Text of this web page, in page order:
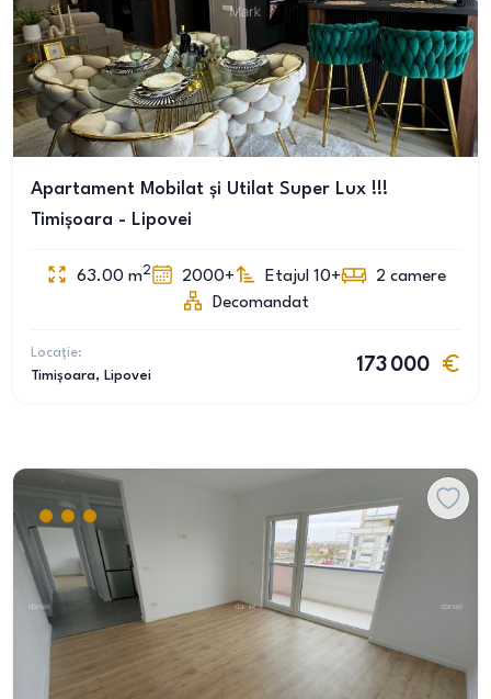
Apartament Mobilat și Utilat Super Lux !!!
Timișoara - Lipovei
63.00 m2 2000+ Etajul 10+ 2 camere
Decomandat
Locație:
Timișoara, Lipovei
173 000